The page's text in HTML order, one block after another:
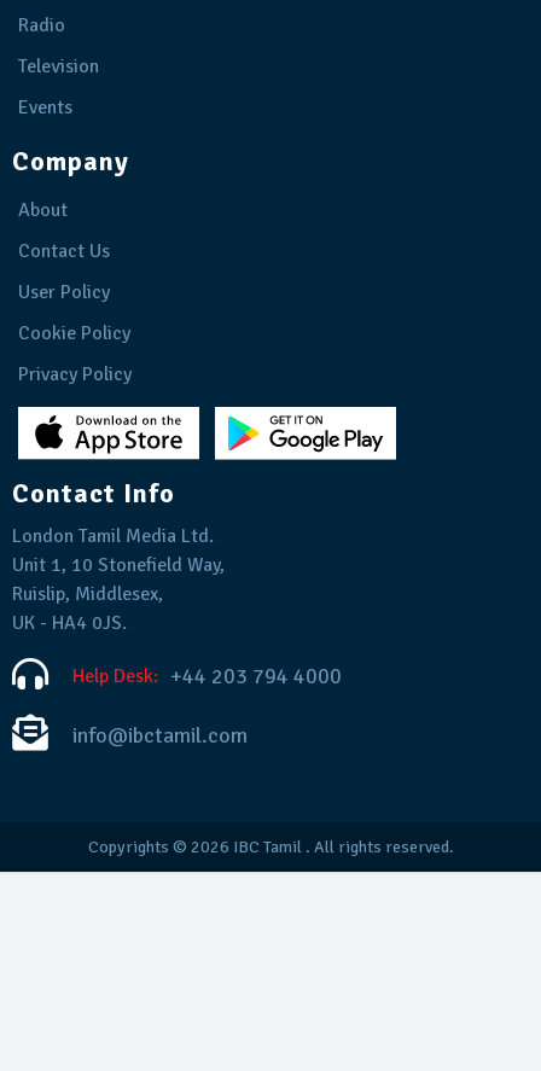
Radio
Television
Events
Company
About
Contact Us
User Policy
Cookie Policy
Privacy Policy
Contact Info
London Tamil Media Ltd.
Unit 1, 10 Stonefield Way,
Ruislip, Middlesex,
UK - HA4 0JS.
Help Desk: +44 203 794 4000
info@ibctamil.com
Copyrights © 2026 IBC Tamil. All rights reserved.